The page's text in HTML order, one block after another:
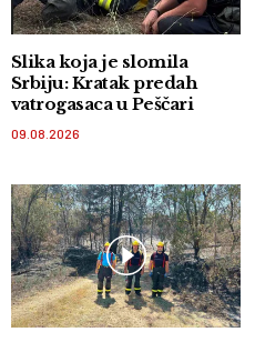
Slika koja je slomila
Srbiju: Kratak predah
vatrogasaca u Peščari
09.08.2026